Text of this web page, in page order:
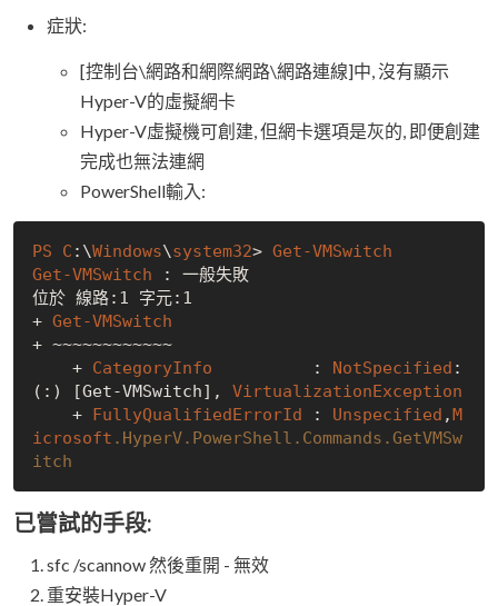
症狀:
[控制台\網路和網際網路\網路連線]中, 沒有顯示
Hyper-V的虛擬網卡
Hyper-V虛擬機可創建, 但網卡選項是灰的, 即便創建
完成也無法連網
PowerShell輸入:
PS C :\Windows\system32> Get-VMSwitch
Get-VMSwitch : 一般失敗
位於 線路:1 字元:1
+ Get-VMSwitch
+ ~~~~~~~~~~~~
    +
CategoryInfo
          :
NotSpecified :
( :) [Get-VMSwitch] , VirtualizationException
    +
FullyQualifiedErrorId : Unspecified ,M
icrosoft .HyperV.PowerShell .Commands .GetVMSw
itch
已嘗試的手段:
sfc /scannow 然後重開 - 無效
重安裝Hyper-V